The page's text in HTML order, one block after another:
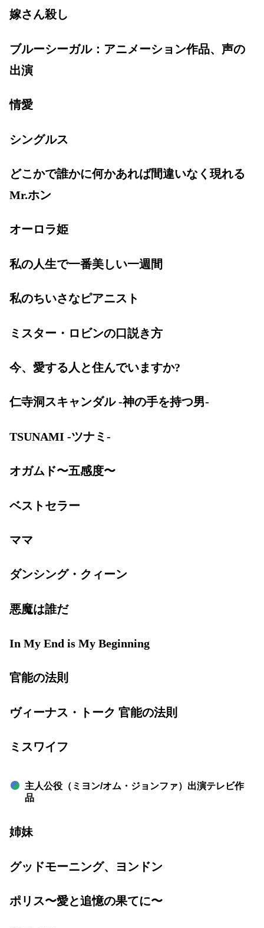
嫁さん殺し
ブルーシーガル：アニメーション作品、声の
出演
情愛
シングルス
どこかで誰かに何かあれば間違いなく現れる
Mr.ホン
オーロラ姫
私の人生で一番美しい一週間
私のちいさなピアニスト
ミスター・ロビンの口説き方
今、愛する人と住んでいますか?
仁寺洞スキャンダル -神の手を持つ男-
TSUNAMI -ツナミ-
オガムド〜五感度〜
ベストセラー
ママ
ダンシング・クィーン
悪魔は誰だ
In My End is My Beginning
官能の法則
ヴィーナス・トーク 官能の法則
ミスワイフ
主人公役（ミヨン/オム・ジョンファ）出演テレビ作
品
姉妹
グッドモーニング、ヨンドン
ポリス〜愛と追憶の果てに〜